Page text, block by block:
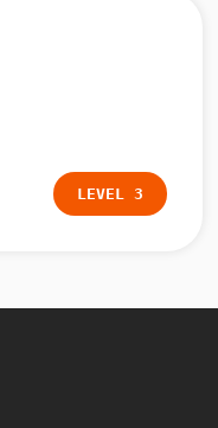
LEVEL 3